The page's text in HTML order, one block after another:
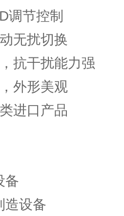
节控制
无扰切换
抗干扰能力强
外形美观
进口产品
备
造设备